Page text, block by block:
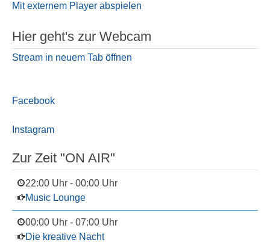
Mit externem Player abspielen
Hier geht's zur Webcam
Stream in neuem Tab öffnen
Facebook
Instagram
Zur Zeit "ON AIR"
22:00 Uhr - 00:00 Uhr
Music Lounge
00:00 Uhr - 07:00 Uhr
Die kreative Nacht